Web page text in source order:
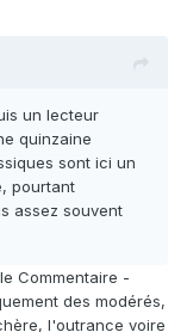
un lecteur
quinzaine
sont ici un
pourtant
assez souvent
Commentaire -
des modérés,
l'outrance voire